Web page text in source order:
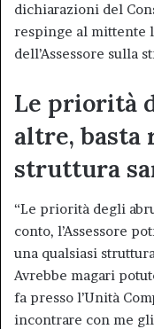
dichiarazioni del
respinge al mittente
dell’Assessore sulla
Le priorità
altre, basta
struttura
“Le priorità degli
conto, l’Assessore
una qualsiasi
Avrebbe magari
fa presso l’Unità
incontrare con me